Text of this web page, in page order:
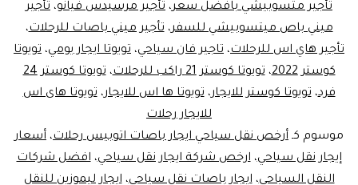
تأجير متسوبيشي بافضل سعر، تأجير مرسيدس فيانو، تأجير
ميني باص ميتسوبيشي للسفر،تأجير ميني باصات للرحلات،
تأجير هاي اس للرحلات، تاجير فان سياحي، تويوتا ايجار يومي، تويوتا
كوستر 2022
،تويوتا كوستر 21 راكب للرحلات ،
تويوتا كوستر 24
فرد،تويوتا كوستر للايجار،تويوتا ها اس للايجار،تويوتا هاى اس
للايجار رحلات
موسوم كـ أرخص نقل سياحي ايجار باصات اتوبيس رحلات، أسعار
إيجار نقل سياحي،ارخص شركة ايجار نقل سياحي،افضل شركات
النقل السياحي،ايجار باصات نقل سياحي،ايجار ليموزين للنقل